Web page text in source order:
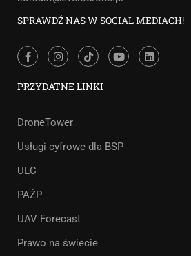
SPRAWDŹ NAS W SOCIAL MEDIACH!
PRZYDATNE LINKI
DroneTower
Usługi cyfrowe dla BSP
ULC
PAŹP
UAV Forecast
Prawo na świecie